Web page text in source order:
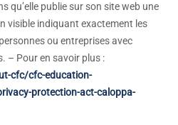
qu’elle publie sur son site web une
visible indiquant exactement les
ou entreprises avec
– Pour en savoir plus :
cfc/cfc-education-
protection-act-caloppa-